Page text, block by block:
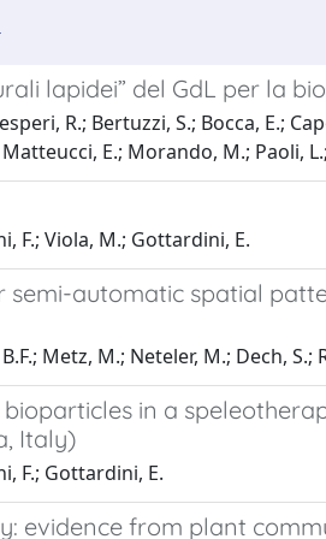
lapidei” del GdL per la
R.; Bertuzzi, S.; Bocca, E.;
E.; Morando, M.; Paoli,
F.; Viola, M.; Gottardini, E.
semi-automatic spatial
Metz, M.; Neteler, M.; Dech, S.;
in a
Italy)
F.; Gottardini, E.
evidence from plant